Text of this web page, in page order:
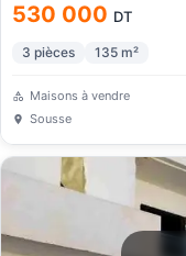
530 000 DT
3 pièces 135 m²
Maisons à vendre
Sousse